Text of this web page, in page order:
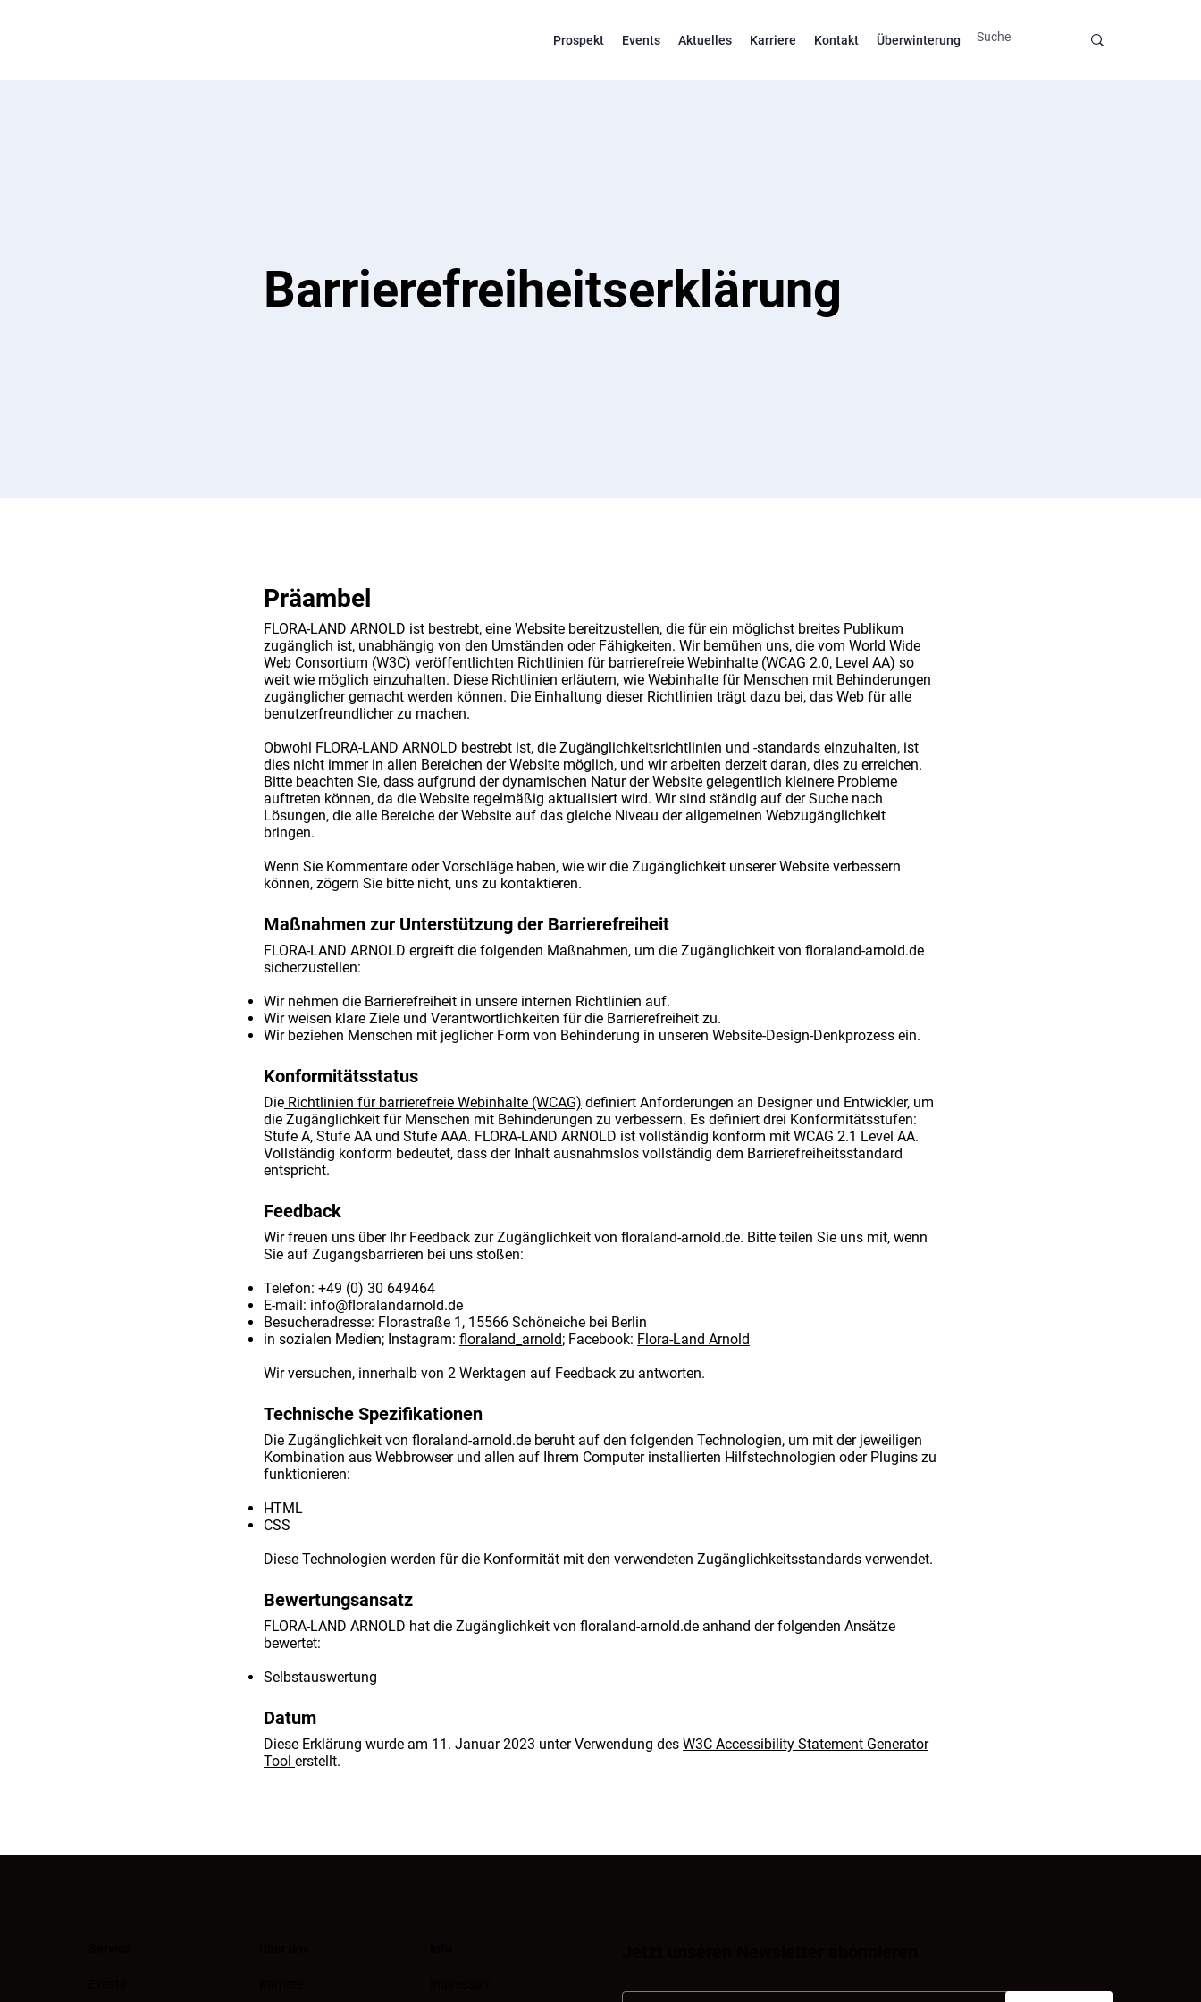
Prospekt Events Aktuelles Karriere Kontakt Überwinterung
Präambel
FLORA-LAND ARNOLD ist bestrebt, eine Website bereitzustellen, die für ein möglichst breites Publikum
zugänglich ist, unabhängig von den Umständen oder Fähigkeiten. Wir bemühen uns, die vom World Wide
Web Consortium (W3C) veröffentlichten Richtlinien für barrierefreie Webinhalte (WCAG 2.0, Level AA) so
weit wie möglich einzuhalten. Diese Richtlinien erläutern, wie Webinhalte für Menschen mit Behinderungen
zugänglicher gemacht werden können. Die Einhaltung dieser Richtlinien trägt dazu bei, das Web für alle
benutzerfreundlicher zu machen.
Obwohl FLORA-LAND ARNOLD bestrebt ist, die Zugänglichkeitsrichtlinien und -standards einzuhalten, ist
dies nicht immer in allen Bereichen der Website möglich, und wir arbeiten derzeit daran, dies zu erreichen.
Bitte beachten Sie, dass aufgrund der dynamischen Natur der Website gelegentlich kleinere Probleme
auftreten können, da die Website regelmäßig aktualisiert wird. Wir sind ständig auf der Suche nach
Lösungen, die alle Bereiche der Website auf das gleiche Niveau der allgemeinen Webzugänglichkeit
bringen.
Wenn Sie Kommentare oder Vorschläge haben, wie wir die Zugänglichkeit unserer Website verbessern
können, zögern Sie bitte nicht, uns zu kontaktieren.
Maßnahmen zur Unterstützung der Barrierefreiheit
FLORA-LAND ARNOLD ergreift die folgenden Maßnahmen, um die Zugänglichkeit von floraland-arnold.de
sicherzustellen:
Wir nehmen die Barrierefreiheit in unsere internen Richtlinien auf.
Wir weisen klare Ziele und Verantwortlichkeiten für die Barrierefreiheit zu.
Wir beziehen Menschen mit jeglicher Form von Behinderung in unseren Website-Design-Denkprozess ein.
Konformitätsstatus
Die Richtlinien für barrierefreie Webinhalte (WCAG) definiert Anforderungen an Designer und Entwickler, um
die Zugänglichkeit für Menschen mit Behinderungen zu verbessern. Es definiert drei Konformitätsstufen:
Stufe A, Stufe AA und Stufe AAA. FLORA-LAND ARNOLD ist vollständig konform mit WCAG 2.1 Level AA.
Vollständig konform bedeutet, dass der Inhalt ausnahmslos vollständig dem Barrierefreiheitsstandard
entspricht.
Feedback
Wir freuen uns über Ihr Feedback zur Zugänglichkeit von floraland-arnold.de. Bitte teilen Sie uns mit, wenn
Sie auf Zugangsbarrieren bei uns stoßen:
Telefon: +49 (0) 30 649464
E-mail: info@floralandarnold.de
Besucheradresse: Florastraße 1, 15566 Schöneiche bei Berlin
in sozialen Medien; Instagram: floraland_arnold; Facebook: Flora-Land Arnold
Wir versuchen, innerhalb von 2 Werktagen auf Feedback zu antworten.
Technische Spezifikationen
Die Zugänglichkeit von floraland-arnold.de beruht auf den folgenden Technologien, um mit der jeweiligen
Kombination aus Webbrowser und allen auf Ihrem Computer installierten Hilfstechnologien oder Plugins zu
funktionieren:
HTML
CSS
Diese Technologien werden für die Konformität mit den verwendeten Zugänglichkeitsstandards verwendet.
Bewertungsansatz
FLORA-LAND ARNOLD hat die Zugänglichkeit von floraland-arnold.de anhand der folgenden Ansätze
bewertet:
Selbstauswertung
Datum
Diese Erklärung wurde am 11. Januar 2023 unter Verwendung des W3C Accessibility Statement Generator
Tool erstellt.
Barrierefreiheitserklärung